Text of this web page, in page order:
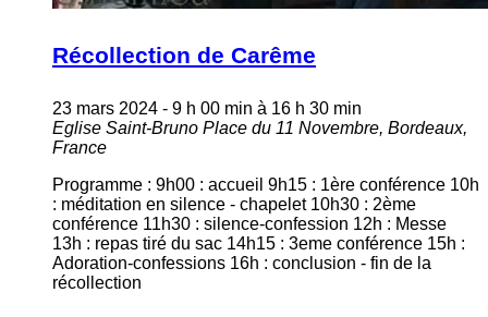
Récollection de Carême
23 mars 2024 - 9 h 00 min à 16 h 30 min
Eglise Saint-Bruno Place du 11 Novembre, Bordeaux,
France
Programme : 9h00 : accueil 9h15 : 1ère conférence 10h
: méditation en silence - chapelet 10h30 : 2ème
conférence 11h30 : silence-confession 12h : Messe
13h : repas tiré du sac 14h15 : 3eme conférence 15h :
Adoration-confessions 16h : conclusion - fin de la
récollection